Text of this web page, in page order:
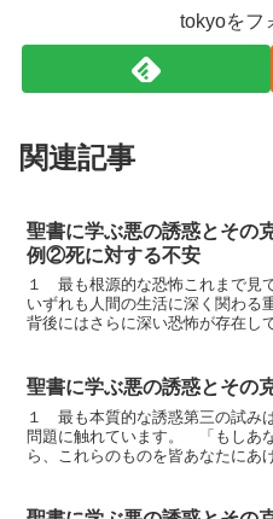
tokyoをフ
関連記事
聖書に学ぶ悪の誘惑とそ
例②死に対する不安
１ 最も根源的な恐怖これまで見
いずれも人間の生活に深く関わる
背後にはさらに深い恐怖が存在し
怖です。人はなぜ貧困を恐れる
聖書に学ぶ悪の誘惑とそ
１ 最も本質的な誘惑第三の試み
問題に触れています。 「もしあ
ら、これらのものを皆あなたにあ
こでは、世界のすべての国々と